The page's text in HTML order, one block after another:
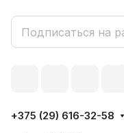
+375 (29) 616-32-58